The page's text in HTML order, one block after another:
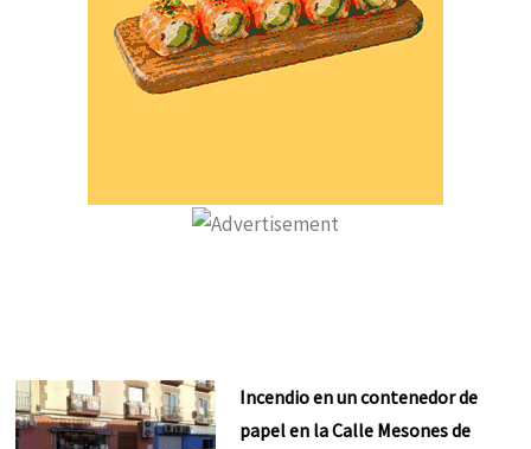
Incendio en un contenedor de
papel en la Calle Mesones de